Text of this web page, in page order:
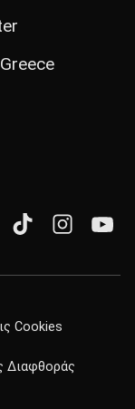
Cookies
Διαφθοράς